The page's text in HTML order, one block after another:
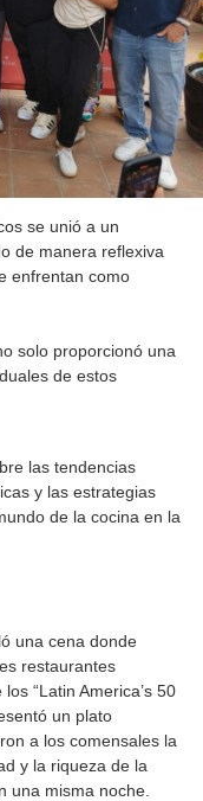
se unió a un
de manera reflexiva
enfrentan como
solo proporcionó una
de estos
las tendencias
y las estrategias
de la cocina en la
una cena donde
restaurantes
“Latin America’s 50
un plato
a los comensales la
y la riqueza de la
una misma noche.